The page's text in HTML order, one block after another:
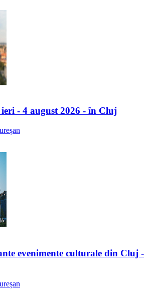
- 4 august 2026 - în Cluj
evenimente culturale din Cluj -